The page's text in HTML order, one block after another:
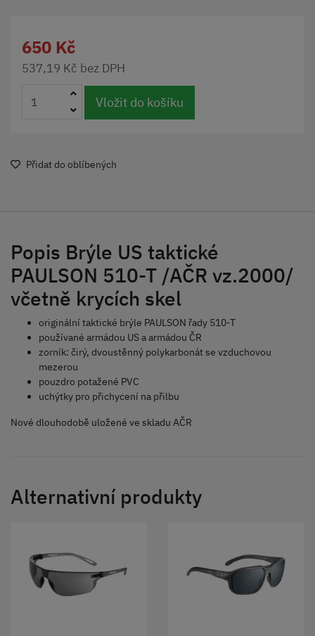
650 Kč
537,19 Kč bez DPH
Vložit do košíku
Přidat do oblíbených
Popis Brýle US taktické
PAULSON 510-T /AČR vz.2000/
včetně krycích skel
originální taktické brýle PAULSON řady 510-T
používané armádou US a armádou ČR
zorník: čirý, dvoustěnný polykarbonát se vzduchovou
mezerou
pouzdro potažené PVC
uchýtky pro přichycení na přilbu
Nové dlouhodobě uložené ve skladu AČR
Alternativní produkty